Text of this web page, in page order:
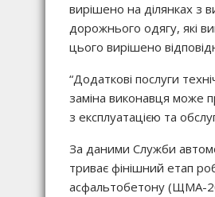
вирішено на ділянках з
дорожнього одягу, які
цього вирішено
“Додаткові послуги
заміна виконавця може
з експлуатацією та
За даними Служби
триває фінішний етап
асфальтобетону (ЩМА-